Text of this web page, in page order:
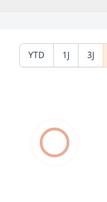
YTD 1J 3J